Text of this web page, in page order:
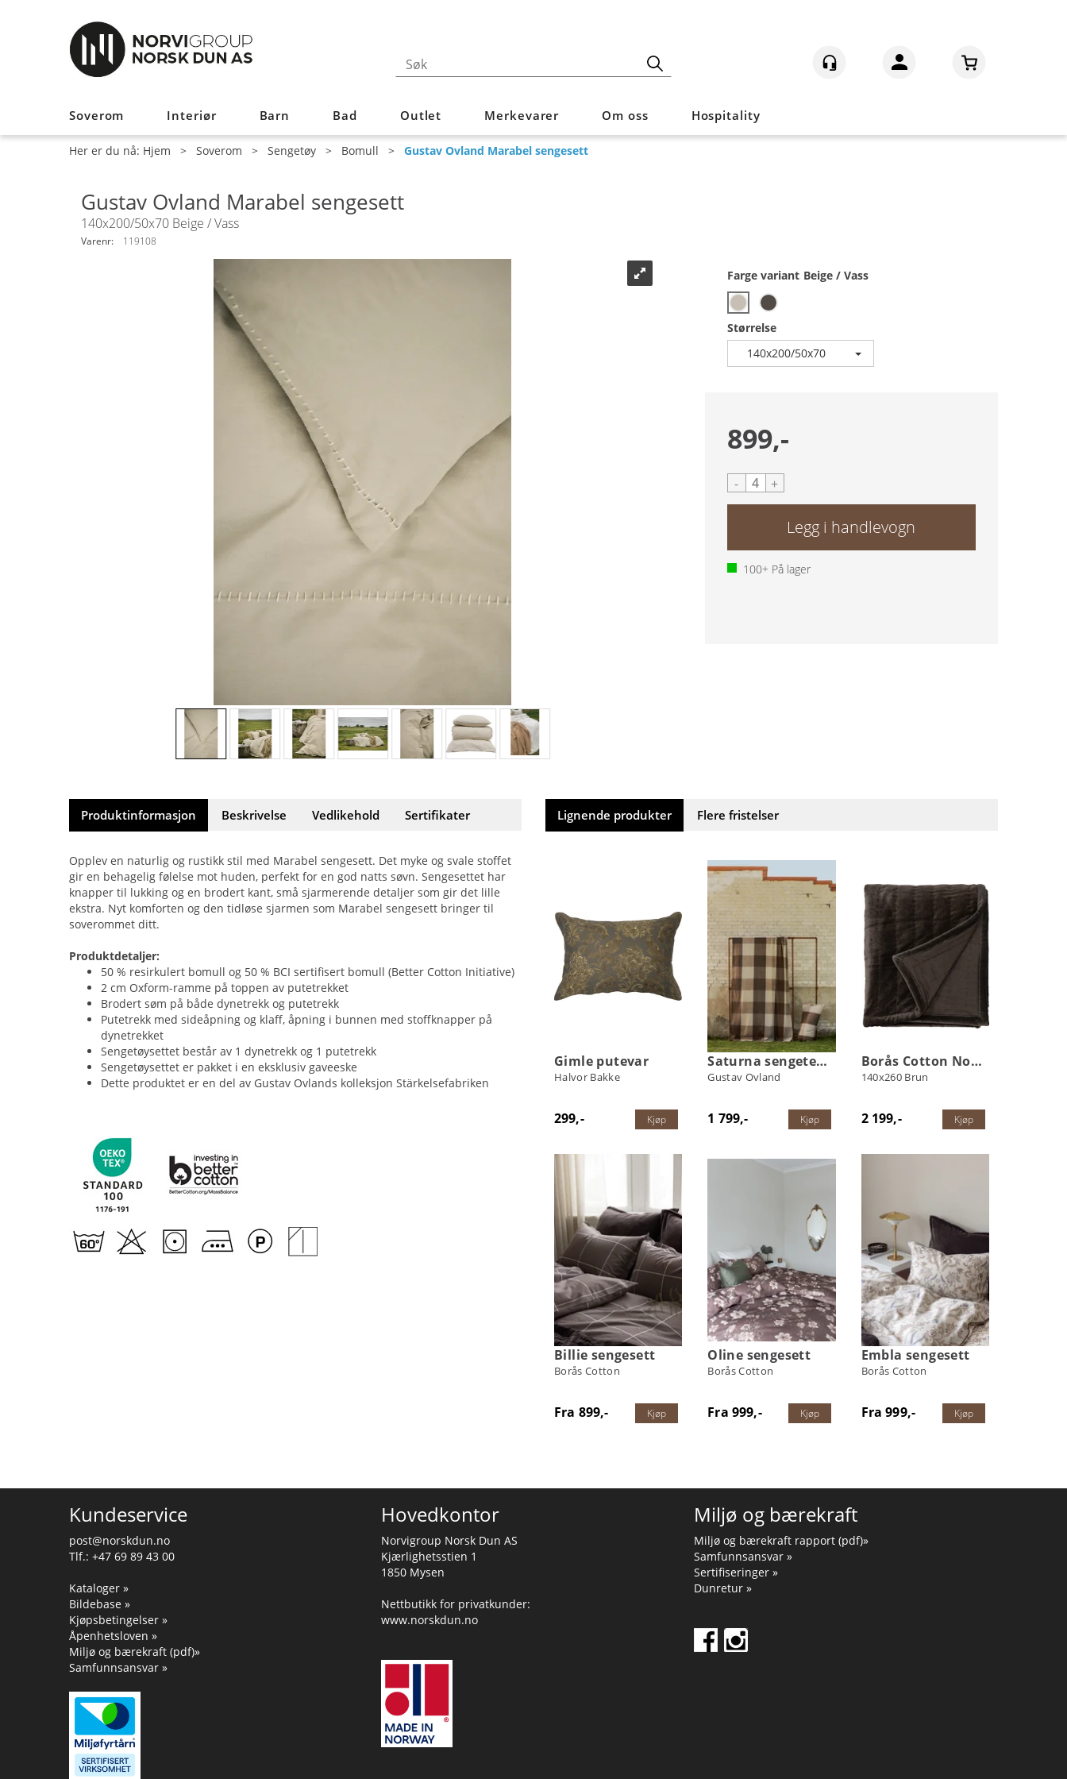
Soverom Interiør Barn Bad Outlet Merkevarer Om oss Hospitality
Her er du nå: Hjem > Soverom > Sengetøy > Bomull > Gustav Ovland Marabel sengesett
Gustav Ovland Marabel sengesett
140x200/50x70 Beige / Vass
Varenr: 119108
Farge variant Beige / Vass
Størrelse
140x200/50x70
899,-
- +
100+På lager
Produktinformasjon Beskrivelse Vedlikehold Sertifikater
Opplev en naturlig og rustikk stil med Marabel sengesett. Det myke og svale stoffet
gir en behagelig følelse mot huden, perfekt for en god natts søvn. Sengesettet har
knapper til lukking og en brodert kant, små sjarmerende detaljer som gir det lille
ekstra. Nyt komforten og den tidløse sjarmen som Marabel sengesett bringer til
soverommet ditt.
Produktdetaljer:
50 % resirkulert bomull og 50 % BCI sertifisert bomull (Better Cotton Initiative)
2 cm Oxform-ramme på toppen av putetrekket
Brodert søm på både dynetrekk og putetrekk
Putetrekk med sideåpning og klaff, åpning i bunnen med stoffknapper på
dynetrekket
Sengetøysettet består av 1 dynetrekk og 1 putetrekk
Sengetøysettet er pakket i en eksklusiv gaveeske
Dette produktet er en del av Gustav Ovlands kolleksjon Stärkelsefabriken
Lignende produkter Flere fristelser
Gimle putevar
Halvor Bakke
299,- Kjøp
Saturna sengeteppe
Gustav Ovland
1 799,- Kjøp
Borås Cotton Noor sengeteppe
140x260 Brun
2 199,- Kjøp
Billie sengesett
Borås Cotton
Fra 899,- Kjøp
Oline sengesett
Borås Cotton
Fra 999,- Kjøp
Embla sengesett
Borås Cotton
Fra 999,- Kjøp
Kundeservice
post@norskdun.no
Tlf.: +47 69 89 43 00
Kataloger »
Bildebase »
Kjøpsbetingelser »
Åpenhetsloven »
Miljø og bærekraft (pdf)»
Samfunnsansvar »
Hovedkontor
Norvigroup Norsk Dun AS
Kjærlighetsstien 1
1850 Mysen
Nettbutikk for privatkunder:
www.norskdun.no
Miljø og bærekraft
Miljø og bærekraft rapport (pdf)»
Samfunnsansvar »
Sertifiseringer »
Dunretur »